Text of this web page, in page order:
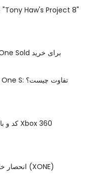
فهرست موسیقی صوتی "Tony Haw's Project 8"
7 بهترین کنسول Xbox One Sold برای خرید
Xbox One X vs Xbox One S: تفاوت چیست؟
گیتار قهرمان III کد و بازی برای Xbox 360
انحصار خانواده فانتزی بسته مرور (XONE)